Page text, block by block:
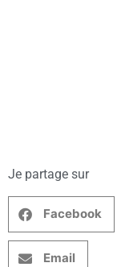
Je partage sur
Facebook
Email